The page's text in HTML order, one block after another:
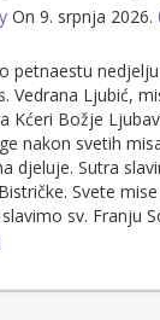
On 9. srpnja 2026.
petnaestu
Vedrana Ljubić,
Kćeri Božje
nakon svetih
djeluje. Sutra
Svete
sv. Franju